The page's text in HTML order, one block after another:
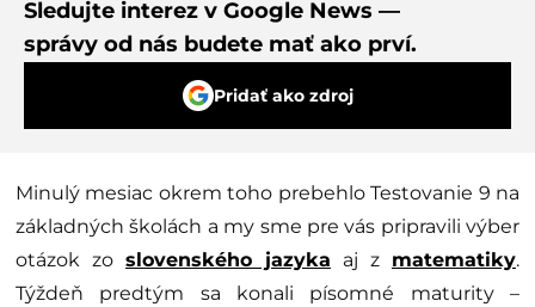
Sledujte interez v Google News —
správy od nás budete mať ako prví.
Pridať ako zdroj
Minulý mesiac okrem toho prebehlo Testovanie 9 na
základných školách a my sme pre vás pripravili výber
otázok zo slovenského jazyka aj z matematiky.
Týždeň predtým sa konali písomné maturity –